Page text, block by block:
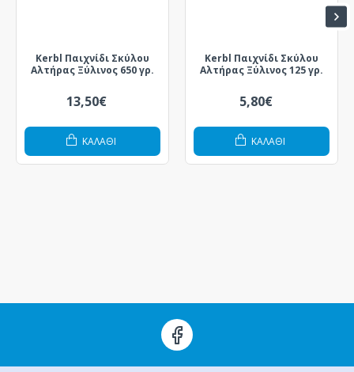
Kerbl Παιχνίδι Σκύλου
Αλτήρας Ξύλινος 650 γρ.
13,50€
ΚΑΛΆΘΙ
Kerbl Παιχνίδι Σκύλου
Αλτήρας Ξύλινος 125 γρ.
5,80€
ΚΑΛΆΘΙ